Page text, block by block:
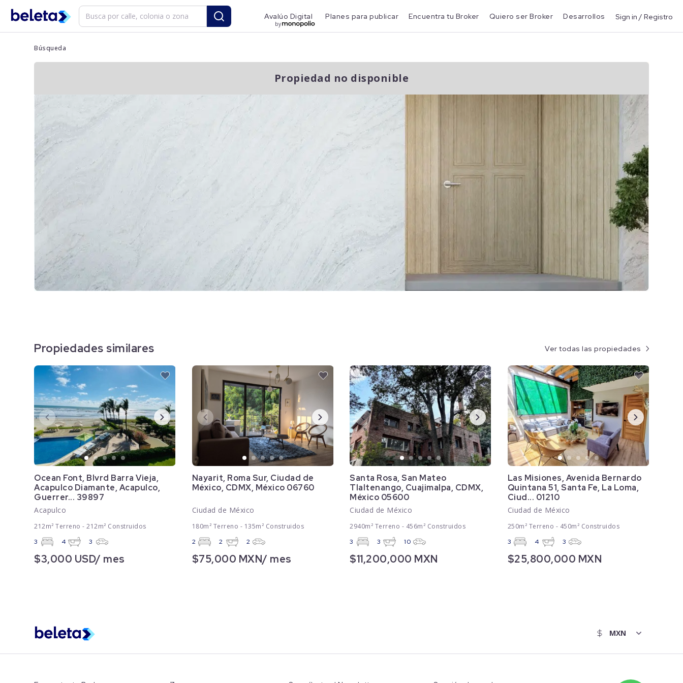
Avalúo Digital
by
Planes para publicar Encuentra tu Broker Quiero ser Broker Desarrollos Sign in / Registro
Búsqueda
Propiedad no disponible
Propiedades similares
Ocean Font, Blvrd Barra Vieja,
Acapulco Diamante, Acapulco,
Guerrer... 39897
Acapulco
212m² Terreno - 212m² Construidos
3 4 3
$3,000 USD/ mes
Nayarit, Roma Sur, Ciudad de
México, CDMX, México 06760
Ciudad de México
180m² Terreno - 135m² Construidos
2 2 2
$75,000 MXN/ mes
Santa Rosa, San Mateo
Tlaltenango, Cuajimalpa, CDMX,
México 05600
Ciudad de México
2940m² Terreno - 456m² Construidos
3 3 10
$11,200,000 MXN
Las Misiones, Avenida Bernardo
Quintana 51, Santa Fe, La Loma,
Ciud... 01210
Ciudad de México
250m² Terreno - 450m² Construidos
3 4 3
$25,800,000 MXN
Ver todas las propiedades